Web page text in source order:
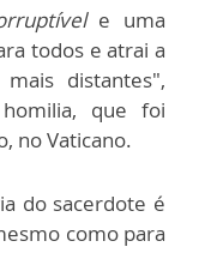
e uma
todos e atrai a
distantes",
que foi
no Vaticano.
do sacerdote é
como para